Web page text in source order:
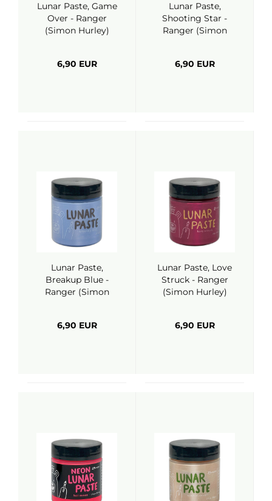
Lunar Paste, Game
Over - Ranger
(Simon Hurley)
6,90 EUR
Lunar Paste,
Shooting Star -
Ranger (Simon
6,90 EUR
Lunar Paste,
Breakup Blue -
Ranger (Simon
6,90 EUR
Lunar Paste, Love
Struck - Ranger
(Simon Hurley)
6,90 EUR